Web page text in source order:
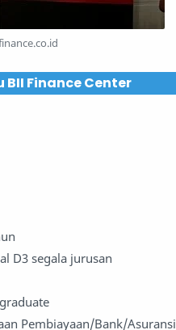
Finance Center
D3 segala jurusan
Pembiayaan/Bank/Asuransi